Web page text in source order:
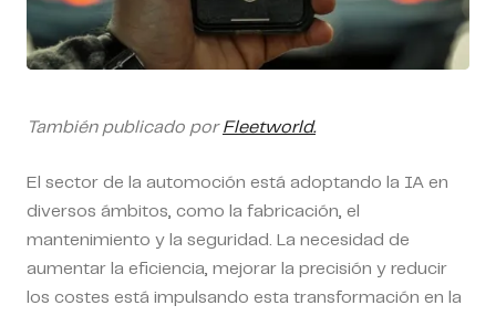
También publicado por Fleetworld.
El sector de la automoción está adoptando la IA en
diversos ámbitos, como la fabricación, el
mantenimiento y la seguridad. La necesidad de
aumentar la eficiencia, mejorar la precisión y reducir
los costes está impulsando esta transformación en la